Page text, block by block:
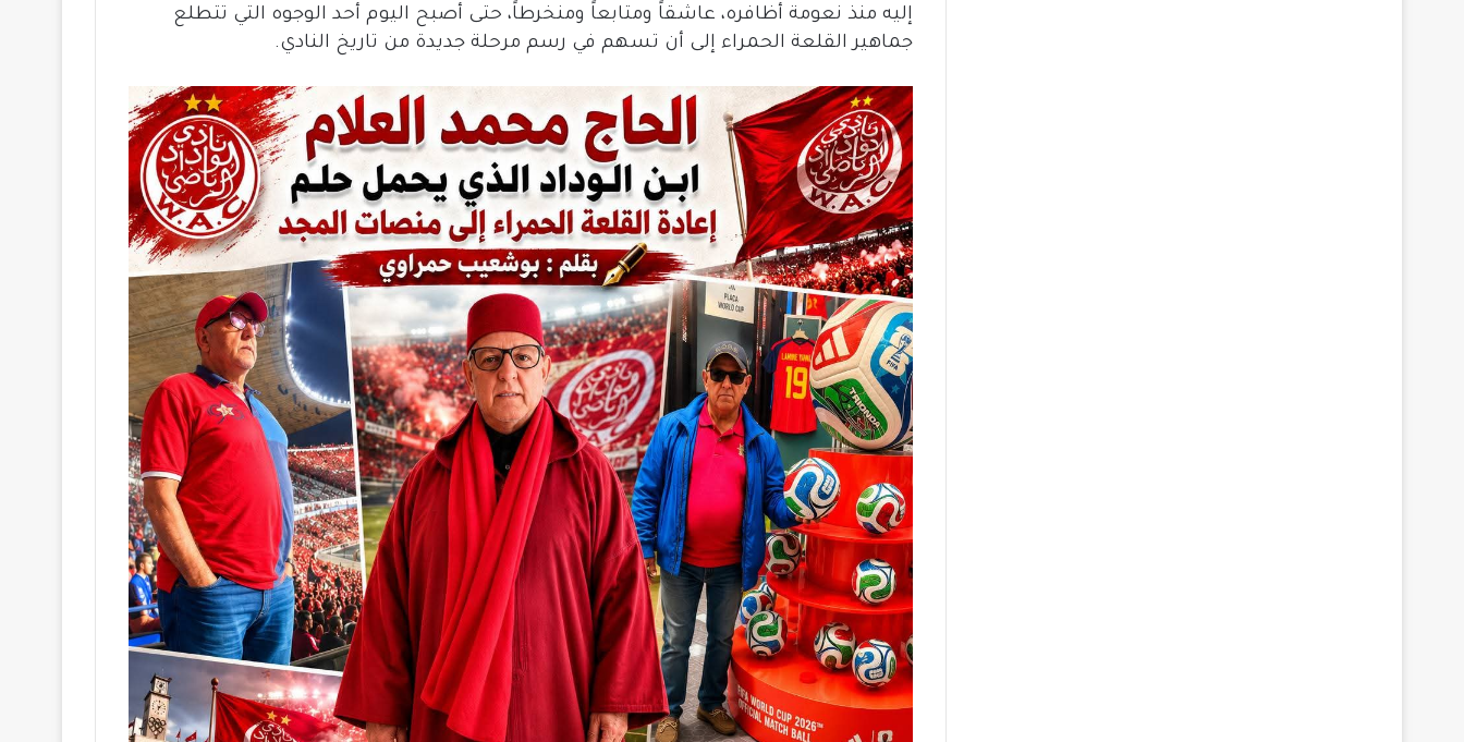
إليه منذ نعومة أظافره، عاشقاً ومتابعاً ومنخرطاً، حتى أصبح اليوم أحد الوجوه التي تتطلع
جماهير القلعة الحمراء إلى أن تسهم في رسم مرحلة جديدة من تاريخ النادي.